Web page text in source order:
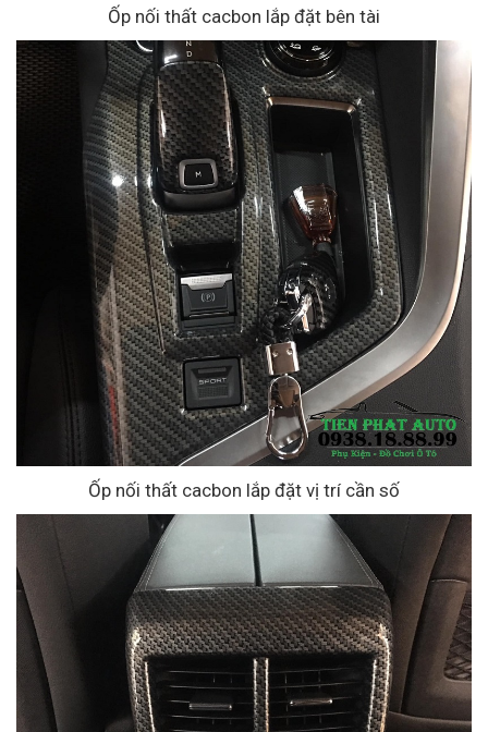
Ốp nối thất cacbon lắp đặt bên tài
Ốp nối thất cacbon lắp đặt vị trí cần số